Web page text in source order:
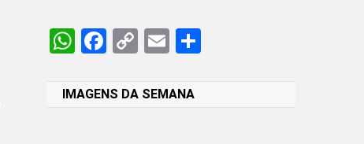
WhatsApp
Facebook
CopyEmail
IMAGENS DA SEMANA